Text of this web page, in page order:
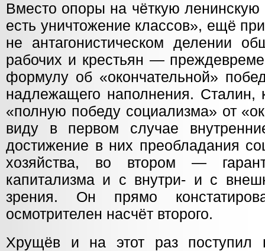
Вместо опоры на чёткую
есть уничтожение классов», ещё
не антагонистическом делении
рабочих и крестьян —
формулу об «окончательной»
надлежащего наполнения. Сталин,
«полную победу социализма» от
виду в первом случае
достижение в них преобладания
хозяйства, во втором —
капитализма и с внутри- и с
зрения. Он прямо
осмотрителен насчёт второго.
Хрущёв и на этот раз поступил